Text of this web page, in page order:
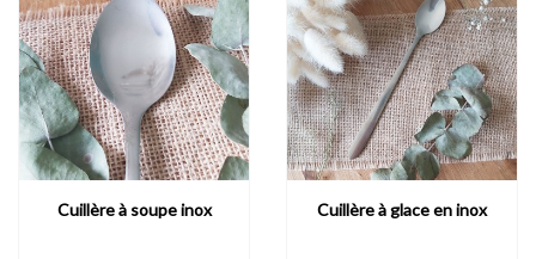
Cuillère à soupe inox Cuillère à glace en inox